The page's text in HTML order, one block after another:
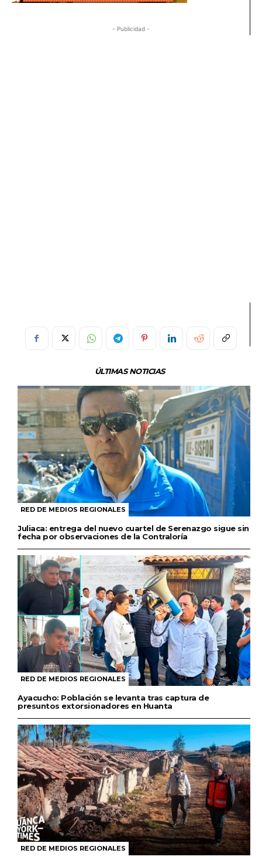
- Publicidad -
ÚLTIMAS NOTICIAS
RED DE MEDIOS REGIONALES
Juliaca: entrega del nuevo cuartel de Serenazgo sigue sin
fecha por observaciones de la Contraloría
RED DE MEDIOS REGIONALES
Ayacucho: Población se levanta tras captura de
presuntos extorsionadores en Huanta
RED DE MEDIOS REGIONALES